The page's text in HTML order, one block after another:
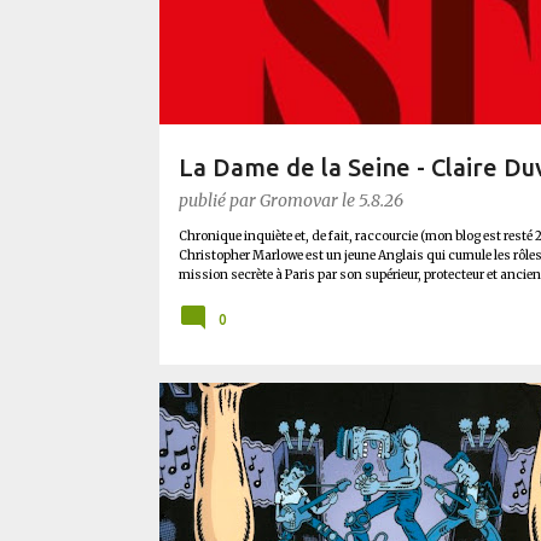
La Dame de la Seine - Claire
publié parGromovarle5.8.26
Chronique inquiète et, de fait, raccourcie (mon blog est resté
Christopher Marlowe est un jeune Anglais qui cumule les
mission secrète à Paris par son supérieur, protecteur et
trop grosse pour être catholique. Il faudra donc enquêter sur
plus que Thomas connaissait et appréciait Olivier. Marlowe
0
BD BLUFFANT